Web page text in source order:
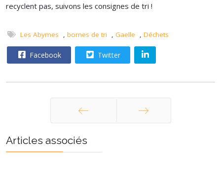
recyclent pas, suivons les consignes de tri !
Les Abymes , bornes de tri , Gaelle , Déchets
Facebook Twitter
Précédent
Articles associés